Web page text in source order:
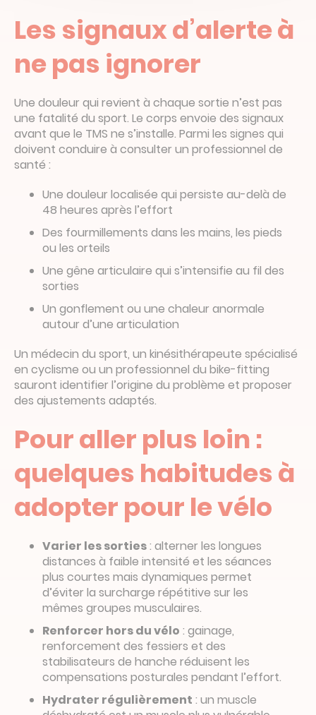
Les signaux d’alerte à
ne pas ignorer
Une douleur qui revient à chaque sortie n’est pas
une fatalité du sport. Le corps envoie des signaux
avant que le TMS ne s’installe. Parmi les signes qui
doivent conduire à consulter un professionnel de
santé :
Une douleur localisée qui persiste au-delà de
48 heures après l’effort
Des fourmillements dans les mains, les pieds
ou les orteils
Une gêne articulaire qui s’intensifie au fil des
sorties
Un gonflement ou une chaleur anormale
autour d’une articulation
Un médecin du sport, un kinésithérapeute spécialisé
en cyclisme ou un professionnel du bike-fitting
sauront identifier l’origine du problème et proposer
des ajustements adaptés.
Pour aller plus loin :
quelques habitudes à
adopter pour le vélo
Varier les sorties: alterner les longues
distances à faible intensité et les séances
plus courtes mais dynamiques permet
d’éviter la surcharge répétitive sur les
mêmes groupes musculaires.
Renforcer hors du vélo : gainage,
renforcement des fessiers et des
stabilisateurs de hanche réduisent les
compensations posturales pendant l’effort.
Hydrater régulièrement : un muscle